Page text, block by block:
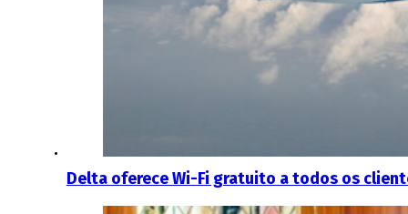
Delta oferece Wi-Fi gratuito a todos os